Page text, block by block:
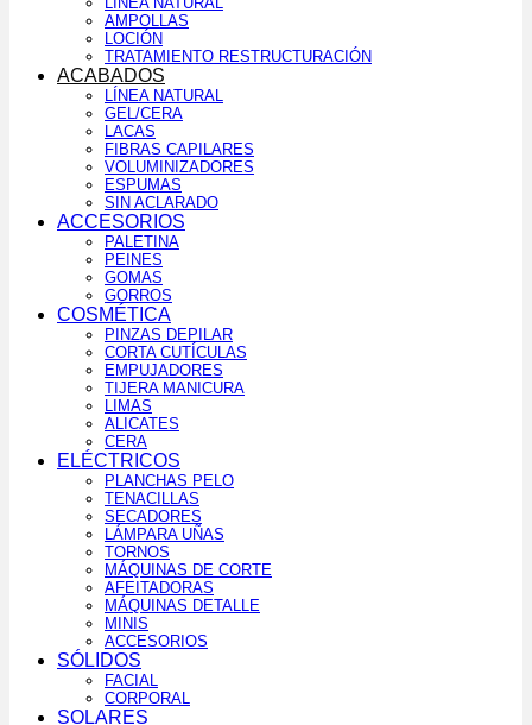
AMPOLLAS
LOCIÓN
TRATAMIENTO RESTRUCTURACIÓN
ACABADOS
LÍNEA NATURAL
GEL/CERA
LACAS
FIBRAS CAPILARES
VOLUMINIZADORES
ESPUMAS
SIN ACLARADO
ACCESORIOS
PALETINA
PEINES
GOMAS
GORROS
COSMÉTICA
PINZAS DEPILAR
CORTA CUTÍCULAS
EMPUJADORES
TIJERA MANICURA
LIMAS
ALICATES
CERA
ELÉCTRICOS
PLANCHAS PELO
TENACILLAS
SECADORES
LÁMPARA UÑAS
TORNOS
MÁQUINAS DE CORTE
AFEITADORAS
MÁQUINAS DETALLE
MINIS
ACCESORIOS
SÓLIDOS
FACIAL
CORPORAL
SOLARES